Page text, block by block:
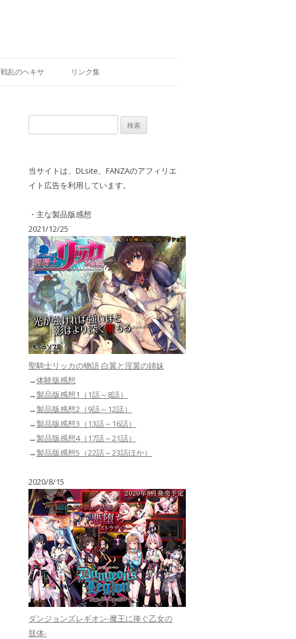
戦乱のヘキサ リンク集
索:
当サイトは、DLsite、FANZAのアフィリエ
イト広告を利用しています。
・主な製品版感想
2021/12/25
聖騎士リッカの物語 白翼と淫翼の姉妹
→体験版感想
→製品版感想1（1話～8話）
→製品版感想2（9話～12話）
→製品版感想3（13話～16話）
→製品版感想4（17話～21話）
→製品版感想5（22話～23話ほか）
2020/8/15
ダンジョンズレギオン-魔王に捧ぐ乙女の
肢体-